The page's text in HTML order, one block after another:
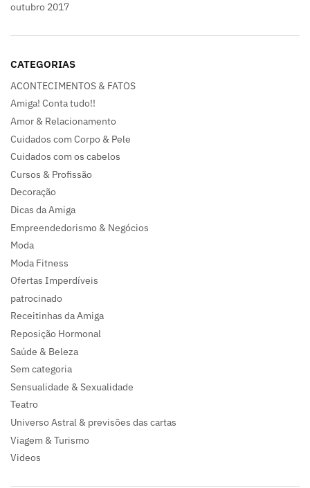
outubro 2017
CATEGORIAS
ACONTECIMENTOS & FATOS
Amiga! Conta tudo!!
Amor & Relacionamento
Cuidados com Corpo & Pele
Cuidados com os cabelos
Cursos & Profissão
Decoração
Dicas da Amiga
Empreendedorismo & Negócios
Moda
Moda Fitness
Ofertas Imperdíveis
patrocinado
Receitinhas da Amiga
Reposição Hormonal
Saúde & Beleza
Sem categoria
Sensualidade & Sexualidade
Teatro
Universo Astral & previsões das cartas
Viagem & Turismo
Videos